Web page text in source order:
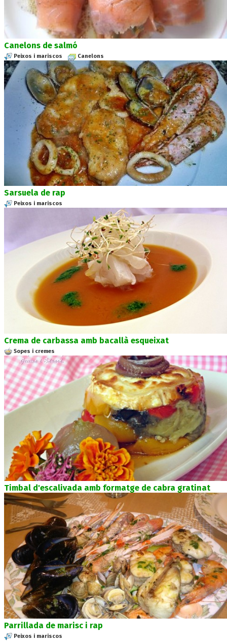
Canelons de salmó
Peixos i mariscos Canelons
Sarsuela de rap
Peixos i mariscos
Crema de carbassa amb bacallà esqueixat
Sopes i cremes
Timbal d'escalivada amb formatge de cabra gratinat
Parrillada de marisc i rap
Peixos i mariscos